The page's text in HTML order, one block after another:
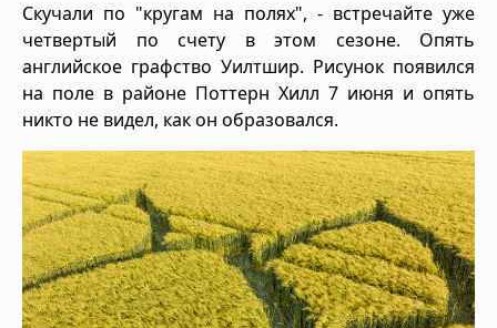
Скучали по "кругам на полях", - встречайте уже
четвертый по счету в этом сезоне. Опять
английское графство Уилтшир. Рисунок появился
на поле в районе Поттерн Хилл 7 июня и опять
никто не видел, как он образовался.